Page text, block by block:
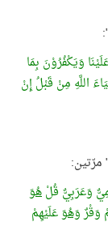
وَيَكْفُرُوْنَ بِمَا
اللَّهِ مِنْ قَبْلُ إِنْ
مرّتين:
وَعَرَبِيٌّ قُلْهُوَ
وَقْرٌوَهُوَعَلَيْهِمْ